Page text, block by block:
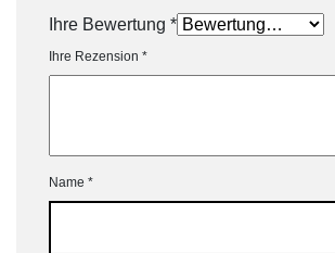
Ihre Bewertung *
Ihre Rezension *
Name *